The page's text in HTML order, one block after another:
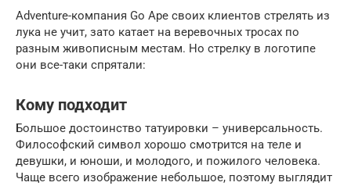
Adventure-компания Go Ape своих клиентов стрелять из
лука не учит, зато катает на веревочных тросах по
разным живописным местам. Но стрелку в логотипе
они все-таки спрятали:
Кому подходит
Большое достоинство татуировки – универсальность.
Философский символ хорошо смотрится на теле и
девушки, и юноши, и молодого, и пожилого человека.
Чаще всего изображение небольшое, поэтому выглядит